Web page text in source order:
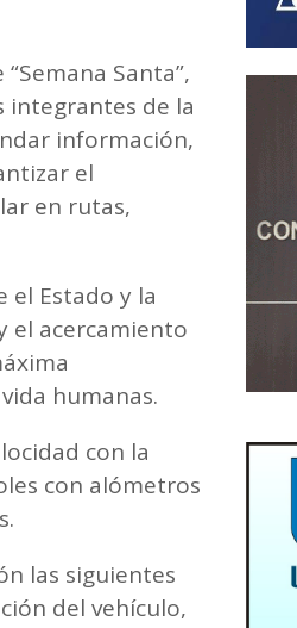
Santa”,
integrantes de la
información,
el
en rutas,
el Estado y la
el acercamiento
humanas.
con la
con alómetros
las siguientes
del vehículo,